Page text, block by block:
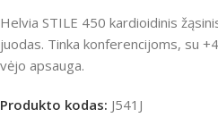
Helvia STILE 450 kardioidinis
juodas. Tinka konferencijoms, su
vėjo apsauga.
Produkto kodas: J541J